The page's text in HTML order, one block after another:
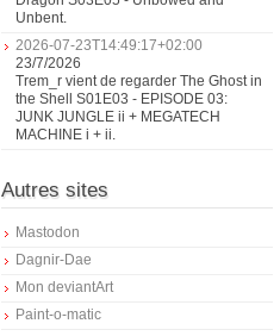
Unbent.
2026-07-23T14:49:17+02:00
23/7/2026
Trem_r vient de regarder The Ghost in
the Shell S01E03 - EPISODE 03:
JUNK JUNGLE ii + MEGATECH
MACHINE i + ii.
Autres sites
Mastodon
Dagnir-Dae
Mon deviantArt
Paint-o-matic